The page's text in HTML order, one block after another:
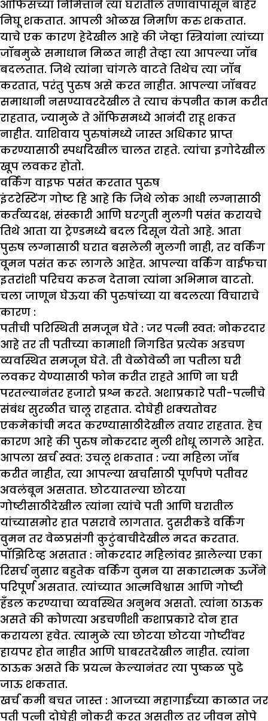
ऑफिसच्या निमित्ताने त्या घरातील तणावापासून बाहेर
निघू शकतात. आपली ओळख निर्माण करु शकतात.
याचे एक कारण हेदेखील आहे की जेव्हा स्त्रियांना त्यांच्या
जॉबमुळे समाधान मिळत नाही तेव्हा त्या आपल्या जॉब
बदलतात. जिथे त्यांना चांगले वाटते तिथेच त्या जॉब
करतात, परंतु पुरुष असे करत नाहीत. आपल्या जॉबवर
समाधानी नसण्यावरदेखील ते त्याच कंपनीत काम करीत
राहतात, ज्यामुळे ते ऑफिसमध्ये आनंदी राहू शकत
नाहीत. याशिवाय पुरुषांमध्ये जास्त अधिकार प्राप्त
करण्यासाठी स्पर्धादेखील चालत राहते. त्यांचा इगोदेखील
खूप लवकर होतो.
वर्किंग वाइफ पसंत करतात पुरुष
इंटरेस्टिंग गोष्ट हि आहे कि जिथे लोक आधी लग्नासाठी
कर्तव्यदक्ष, संस्कारी आणि घरगुती मुलगी पसंत करायचे
तिथे आता या ट्रेण्डमध्ये बदल दिसून येतो आहे. आता
पुरुष लग्नासाठी घरात बसलेली मुलगी नाही, तर वर्किंग
वूमन पसंत करू लागले आहेत. आपल्या वर्किंग वाईफचा
इतरांशी परिचय करून देताना त्यांना अभिमान वाटतो.
चला जाणून घेऊया की पुरुषांच्या या बदलत्या विचाराचे
कारण :
पतीची परिस्थिती समजून घेते : जर पत्नी स्वत: नोकरदार
आहे तर ती पतीच्या कामाशी निगडित प्रत्येक अडचण
व्यवस्थित समजून घेते. ती वेळोवेळी ना पतीला घरी
लवकर येण्यासाठी फोन करीत राहते आणि ना घरी
परतल्यानंतर हजारो प्रश्न करते. अशाप्रकारे पती-पत्नीचे
संबंध सुरळीत चालू राहतात. दोघेही शक्यतोवर
एकमेकांची मदत करण्यासाठीदेखील तयार राहतात. हेच
कारण आहे की पुरुष नोकरदार मुली शोधू लागले आहेत.
आपला खर्च स्वत: उचलू शकतात : ज्या महिला जॉब
करीत नाहीत, त्या आपल्या खर्चासाठी पूर्णपणे पतीवर
अवलंबून असतात. छोटयातल्या छोटया
गोष्टीसाठीदेखील त्यांना त्यांचे पती आणि घरातील
यांच्यासमोर हात पसरावे लागतात. दुसरीकडे वर्किंग
वुमन तर वेळप्रसंगी कुटुंबाचीदेखील मदत करतात.
पॉझिटिव्ह असतात : नोकरदार महिलांवर झालेल्या एका
रिसर्च नुसार बहुतेक वर्किंग वुमन या सकारात्मक ऊर्जेने
परिपूर्ण असतात. त्यांच्यात आत्मविश्वास आणि गोष्टी
हँडल करण्याचा व्यवस्थित अनुभव असतो. त्यांना ठाऊक
असते की कोणत्या अडचणीशी कशाप्रकारे दोन हात
करायला हवेत. त्यामुळे त्या छोटया छोटया गोष्टींवर
हायपर होत नाहीत आणि घाबरतदेखील नाहीत. त्यांना
ठाऊक असते कि प्रयत्न केल्यानंतर त्या पुष्कळ पुढे
जाऊ शकतात.
खर्च कमी बचत जास्त : आजच्या महागाईच्या काळात जर
पती पत्नी दोघेही नोकरी करत असतील तर जीवन सोपे